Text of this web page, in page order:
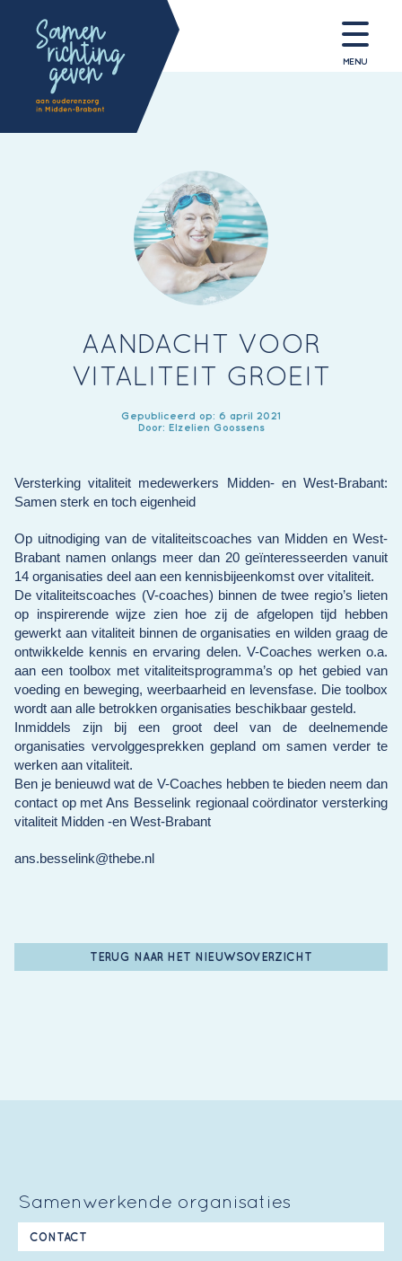
MENU
AANDACHT VOOR
VITALITEIT GROEIT
Gepubliceerd op: 6 april 2021
Door: Elzelien Goossens
Versterking vitaliteit medewerkers Midden- en West-Brabant:
Samen sterk en toch eigenheid
Op uitnodiging van de vitaliteitscoaches van Midden en West-
Brabant namen onlangs meer dan 20 geïnteresseerden vanuit
14 organisaties deel aan een kennisbijeenkomst over vitaliteit.
De vitaliteitscoaches (V-coaches) binnen de twee regio’s lieten
op inspirerende wijze zien hoe zij de afgelopen tijd hebben
gewerkt aan vitaliteit binnen de organisaties en wilden graag de
ontwikkelde kennis en ervaring delen. V-Coaches werken o.a.
aan een toolbox met vitaliteitsprogramma’s op het gebied van
voeding en beweging, weerbaarheid en levensfase. Die toolbox
wordt aan alle betrokken organisaties beschikbaar gesteld.
Inmiddels zijn bij een groot deel van de deelnemende
organisaties vervolggesprekken gepland om samen verder te
werken aan vitaliteit.
Ben je benieuwd wat de V-Coaches hebben te bieden neem dan
contact op met Ans Besselink regionaal coördinator versterking
vitaliteit Midden -en West-Brabant
ans.besselink@thebe.nl
TERUG NAAR HET NIEUWSOVERZICHT
Samenwerkende organisaties
CONTACT